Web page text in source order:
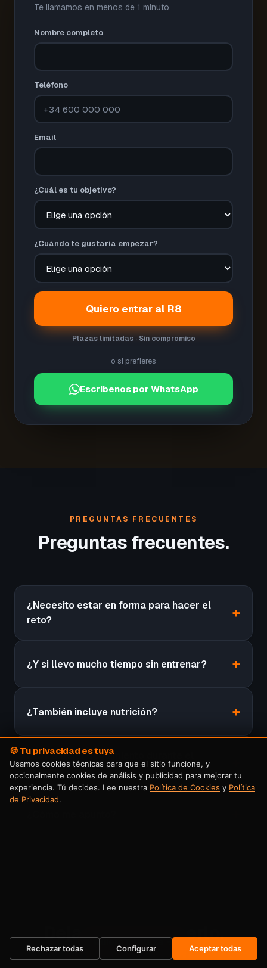
Te llamamos en menos de 1 minuto.
Nombre completo
Teléfono
Email
¿Cuál es tu objetivo?
¿Cuándo te gustaría empezar?
Quiero entrar al R8
Plazas limitadas · Sin compromiso
o si prefieres
Escríbenos por WhatsApp
PREGUNTAS FRECUENTES
Preguntas frecuentes.
¿Necesito estar en forma para hacer el
reto?
¿Y si llevo mucho tiempo sin entrenar?
¿También incluye nutrición?
¿Voy a tener seguimiento durante el
proceso?
Dejas de posponerlo.
Empiezas ahora.
Quiero mi plaza →
🍪 Tu privacidad es tuya
Usamos cookies técnicas para que el sitio funcione, y
opcionalmente cookies de análisis y publicidad para mejorar tu
experiencia. Tú decides. Lee nuestra Política de Cookies y Política
de Privacidad.
Rechazar todas Configurar Aceptar todas